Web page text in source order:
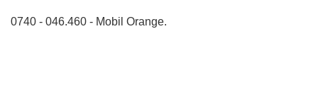
0740 - 046.460 - Mobil Orange.